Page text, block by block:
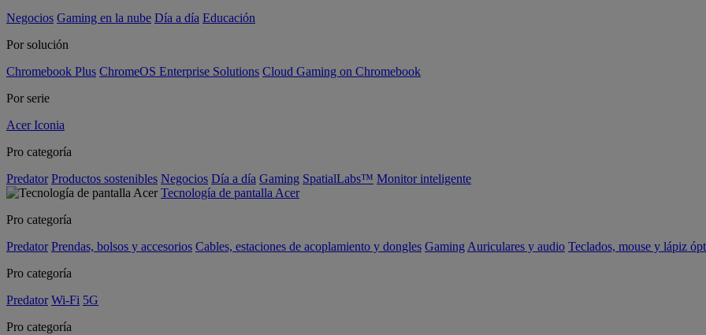
Negocios Gaming en la nube Día a día Educación
Por solución
Chromebook Plus ChromeOS Enterprise Solutions Cloud Gaming on Chromebook
Por serie
Acer Iconia
Pro categoría
Predator Productos sostenibles Negocios Día a día Gaming SpatialLabs™ Monitor inteligente
Tecnología de pantalla Acer
Pro categoría
Predator Prendas, bolsos y accesorios Cables, estaciones de acoplamiento y dongles Gaming Auriculares y audio Teclados, mouse y lápiz
Pro categoría
Predator Wi-Fi 5G
Pro categoría